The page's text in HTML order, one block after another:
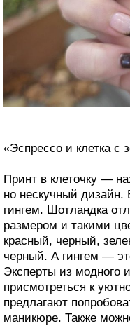
«Эспрессо и клетка с
Принт в клеточку —
но нескучный дизайн.
гингем. Шотландка
размером и такими
красный, черный,
черный. А гингем —
Эксперты из модного
присмотреться к
предлагают
маникюре. Также